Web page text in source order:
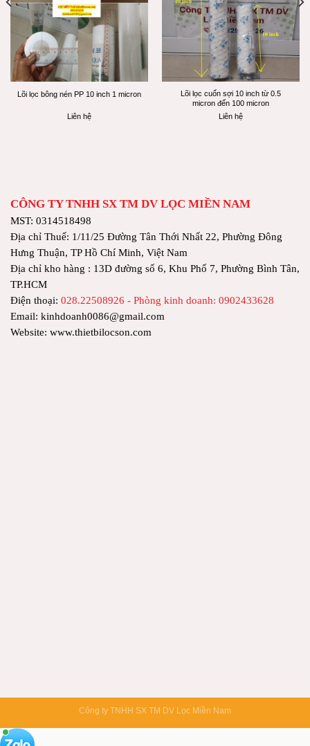
Lõi lọc bông nén PP 10 inch 1 micron
Liên hệ
Lõi lọc cuốn sợi 10 inch từ 0.5
micron đến 100 micron
Liên hệ
CÔNG TY TNHH SX TM DV LỌC MIỀN NAM
MST: 0314518498
Địa chỉ Thuế: 1/11/25 Đường Tân Thới Nhất 22, Phường Đông
Hưng Thuận, TP Hồ Chí Minh, Việt Nam
Địa chỉ kho hàng : 13D đường số 6, Khu Phố 7, Phường Bình Tân,
TP.HCM
Điện thoại: 028.22508926 - Phòng kinh doanh: 0902433628
Email: kinhdoanh0086@gmail.com
Website: www.thietbilocson.com
Công ty TNHH SX TM DV Lọc Miền Nam